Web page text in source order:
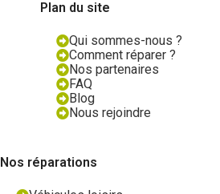
Plan du site
Qui sommes-nous ?
Comment réparer ?
Nos partenaires
FAQ
Blog
Nous rejoindre
Nos réparations